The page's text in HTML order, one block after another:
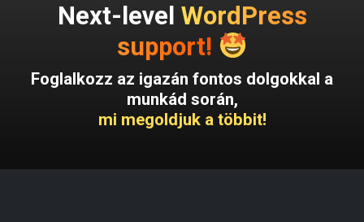
Next-level WordPress
support!
Foglalkozz az igazán fontos dolgokkal a
munkád során,
mi megoldjuk a többit!